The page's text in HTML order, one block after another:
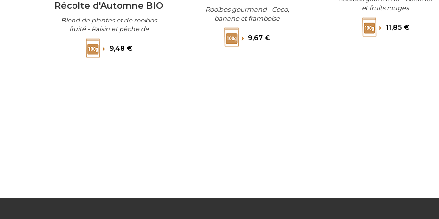
Récolte d'Automne BIO
Blend de plantes et de rooibos
fruité - Raisin et pêche de
Prix
9,48 €
Rooibos gourmand - Coco,
banane et framboise
Prix
9,67 €
et fruits rouges
Prix
11,85 €